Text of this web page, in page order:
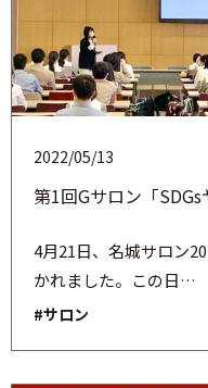
第1回Gサロン「SDGs
2022/05/13
4月21日、名城サロン
かれました。この日…
#サロン